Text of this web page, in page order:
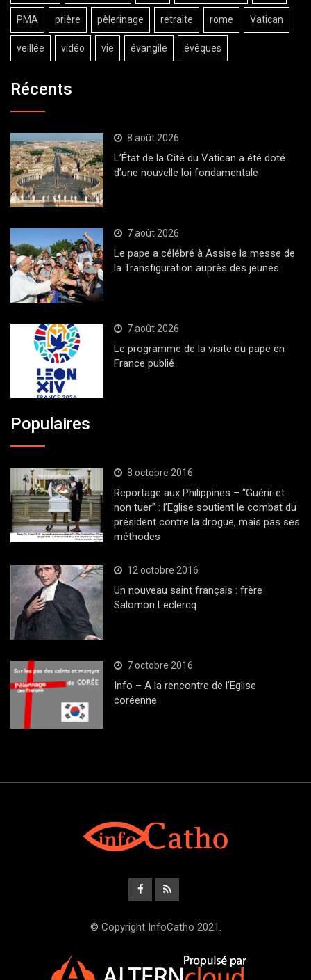
PMA prière pèlerinage retraite rome Vatican
veillée vidéo vie évangile évêques
Récents
8 août 2026
L’État de la Cité du Vatican a été doté
d’une nouvelle loi fondamentale
7 août 2026
Le pape a célébré à Assise la messe de
la Transfiguration auprès des jeunes
7 août 2026
Le programme de la visite du pape en
France publié
Populaires
8 octobre 2016
Reportage aux Philippines – “Guérir et
non tuer” : l’Eglise soutient le combat du
président contre la drogue, mais pas ses
méthodes
12 octobre 2016
Un nouveau saint français : frère
Salomon Leclercq
7 octobre 2016
Info – A la rencontre de l’Eglise
coréenne
© Copyright InfoCatho 2021.